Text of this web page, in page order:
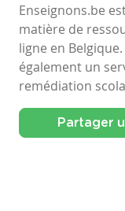
Enseignons.be
matière de
ligne en
également un
remédiation
Partager